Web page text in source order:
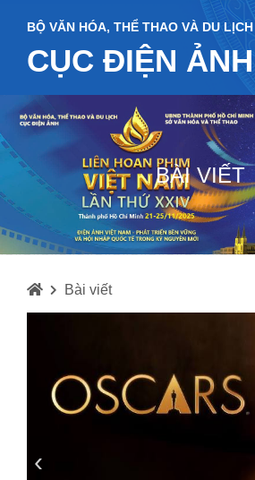
BỘ VĂN HÓA, THỂ THAO VÀ DU LỊCH
CỤC ĐIỆN ẢNH
BÀI VIẾT
Bài viết
‹